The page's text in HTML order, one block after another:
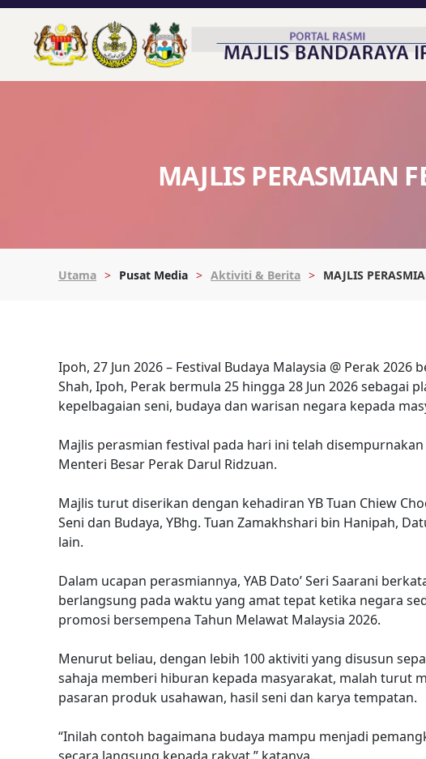
MAJLIS PERASMIAN
Utama Pusat Media Aktiviti & Berita MAJLIS
Ipoh, 27 Jun 2026 – Festival Budaya Malaysia @ Perak
Shah, Ipoh, Perak bermula 25 hingga 28 Jun 2026 sebagai
kepelbagaian seni, budaya dan warisan negara kepada
Majlis perasmian festival pada hari ini telah disempurnakan
Menteri Besar Perak Darul Ridzuan.
Majlis turut diserikan dengan kehadiran YB Tuan Chiew
Seni dan Budaya, YBhg. Tuan Zamakhshari bin Hanipah,
lain.
Dalam ucapan perasmiannya, YAB Dato’ Seri Saarani
berlangsung pada waktu yang amat tepat ketika negara
promosi bersempena Tahun Melawat Malaysia 2026.
Menurut beliau, dengan lebih 100 aktiviti yang disusun
sahaja memberi hiburan kepada masyarakat, malah turut
pasaran produk usahawan, hasil seni dan karya tempatan.
“Inilah contoh bagaimana budaya mampu menjadi